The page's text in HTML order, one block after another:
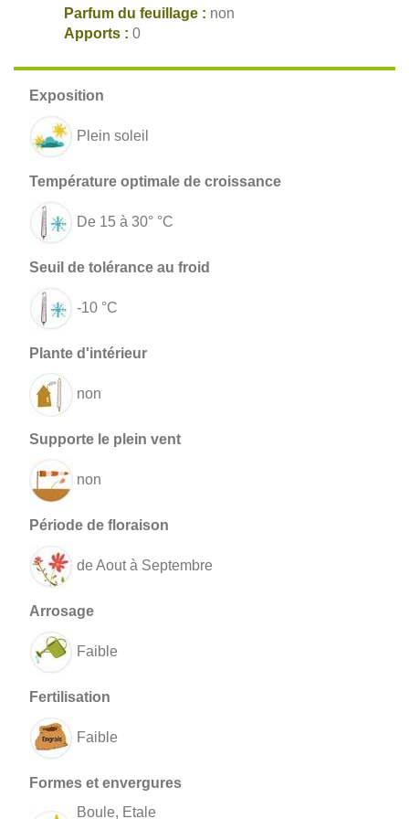
Parfum du feuillage : non
Apports : 0
Plein soleil
De 15 à 30° °C
-10 °C
non
non
de Aout à Septembre
Faible
Faible
Boule, Etale